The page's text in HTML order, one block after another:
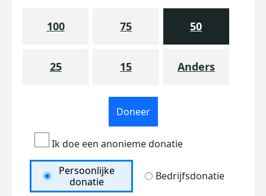
100 75 50
25 15 Anders
Doneer
Ik doe een anonieme donatie
Persoonlijke
donatie
Bedrijfsdonatie